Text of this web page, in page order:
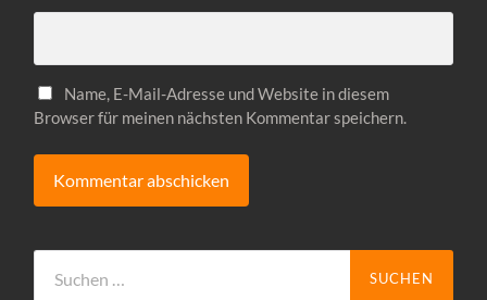
Name, E-Mail-Adresse und Website in diesem
Browser für meinen nächsten Kommentar speichern.
nach: